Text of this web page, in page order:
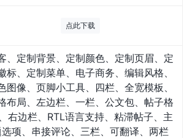
点此下载
、定制背景、定制颜色、定制页眉、定
标、定制菜单、电子商务、编辑风格、
图像、页脚小工具、四栏、全宽模板、
布局、左边栏、一栏、公文包、帖子格
右边栏、RTL语言支持、粘滞帖子、主
项、串接评论、三栏、可翻译、两栏